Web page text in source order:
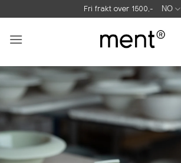
to
content
Fri frakt over 1500,- NO